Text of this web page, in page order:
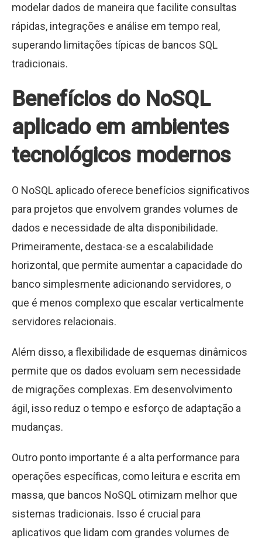
modelar dados de maneira que facilite consultas
rápidas, integrações e análise em tempo real,
superando limitações típicas de bancos SQL
tradicionais.
Benefícios do NoSQL
aplicado em ambientes
tecnológicos modernos
O NoSQL aplicado oferece benefícios significativos
para projetos que envolvem grandes volumes de
dados e necessidade de alta disponibilidade.
Primeiramente, destaca-se a escalabilidade
horizontal, que permite aumentar a capacidade do
banco simplesmente adicionando servidores, o
que é menos complexo que escalar verticalmente
servidores relacionais.
Além disso, a flexibilidade de esquemas dinâmicos
permite que os dados evoluam sem necessidade
de migrações complexas. Em desenvolvimento
ágil, isso reduz o tempo e esforço de adaptação a
mudanças.
Outro ponto importante é a alta performance para
operações específicas, como leitura e escrita em
massa, que bancos NoSQL otimizam melhor que
sistemas tradicionais. Isso é crucial para
aplicativos que lidam com grandes volumes de